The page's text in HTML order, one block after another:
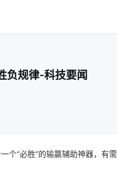
负规律-科技要闻
个“必胜”的输赢辅助神器，有需